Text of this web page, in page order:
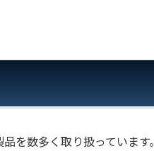
を数多く取り扱っています。